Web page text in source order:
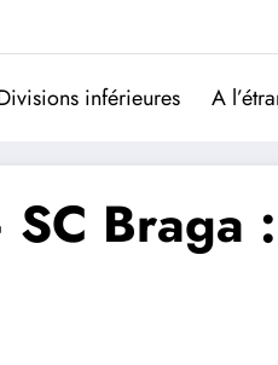
inférieures A
Braga